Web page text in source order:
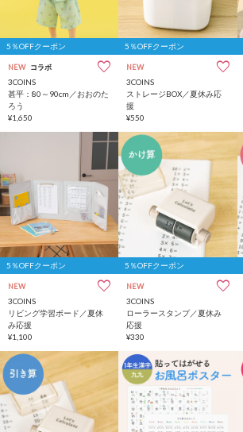
5％OFFクーポン
NEW コラボ
3COINS
甚平：80～90cm／おおのた
ろう
¥1,650
5％OFFクーポン
NEW
3COINS
ストレージBOX／夏休み応
援
¥550
5％OFFクーポン
NEW
3COINS
リビング学習ボード／夏休
み応援
¥1,100
5％OFFクーポン
NEW
3COINS
ローラースタンプ／夏休み
応援
¥330